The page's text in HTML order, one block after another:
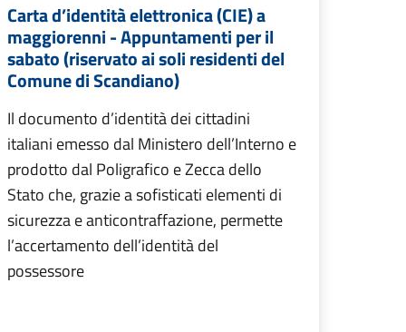
Carta d’identità elettronica (CIE) a
maggiorenni - Appuntamenti per il
sabato (riservato ai soli residenti del
Comune di Scandiano)
Il documento d’identità dei cittadini
italiani emesso dal Ministero dell’Interno e
prodotto dal Poligrafico e Zecca dello
Stato che, grazie a sofisticati elementi di
sicurezza e anticontraffazione, permette
l’accertamento dell’identità del
possessore